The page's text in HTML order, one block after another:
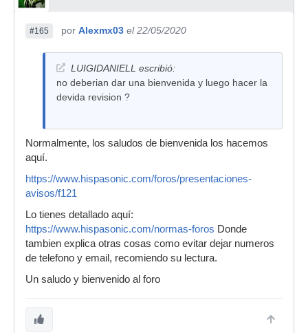
#165 por Alexmx03 el 22/05/2020
LUIGIDANIELL escribió:
no deberian dar una bienvenida y luego hacer la
devida revision ?
Normalmente, los saludos de bienvenida los hacemos
aquí.
https://www.hispasonic.com/foros/presentaciones-
avisos/f121
Lo tienes detallado aquí:
https://www.hispasonic.com/normas-foros Donde
tambien explica otras cosas como evitar dejar numeros
de telefono y email, recomiendo su lectura.
Un saludo y bienvenido al foro